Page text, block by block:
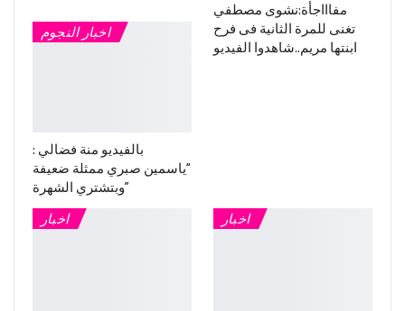
اخبار النجوم
بالفيديو منة فضالي :
“ياسمين صبري ممثلة ضعيفة
وبتشتري الشهرة”
مفاااجأة:نشوى مصطفي
تغنى للمرة الثانية فى فرح
ابنتها مريم..شاهدوا الفيديو
اخبار اخبار